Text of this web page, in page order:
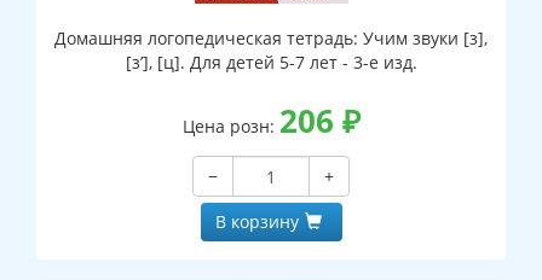
Домашняя логопедическая тетрадь: Учим звуки [з],
[з’], [ц]. Для детей 5-7 лет - 3-е изд.
Цена розн: 206 ₽
−
+
В корзину